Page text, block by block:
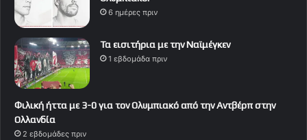
6 ημέρες πριν
Τα εισιτήρια με την Ναϊμέγκεν
1 εβδομάδα πριν
Φιλική ήττα με 3-0 για τον Ολυμπιακό από την Αντβέρπ στην
Ολλανδία
2 εβδομάδες πριν